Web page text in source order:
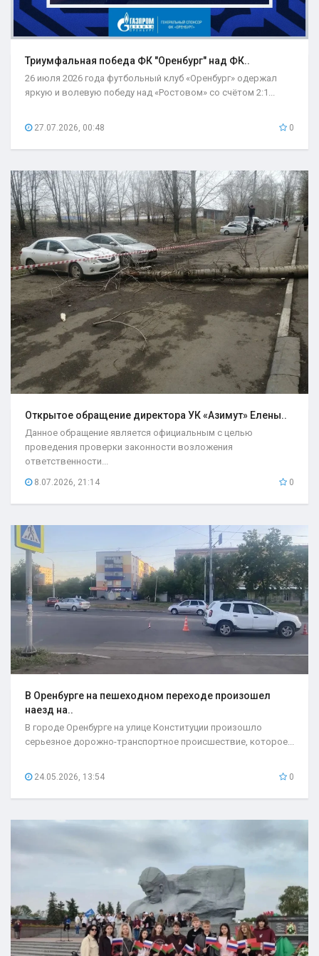
Триумфальная победа ФК "Оренбург" над ФК..
26 июля 2026 года футбольный клуб «Оренбург» одержал
яркую и волевую победу над «Ростовом» со счётом 2:1...
27.07.2026, 00:48 0
Открытое обращение директора УК «Азимут» Елены..
Данное обращение является официальным с целью
проведения проверки законности возложения
ответственности...
8.07.2026, 21:14 0
В Оренбурге на пешеходном переходе произошел
наезд на..
В городе Оренбурге на улице Конституции произошло
серьезное дорожно-транспортное происшествие, которое...
24.05.2026, 13:54 0